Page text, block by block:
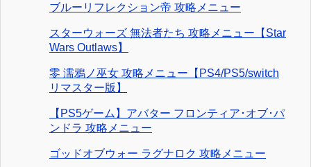
ブルーリフレクション帝 攻略メニュー
スターウォーズ 無法者たち 攻略メニュー【Star
Wars Outlaws】
零 濡鴉ノ巫女 攻略メニュー【PS4/PS5/switch
リマスター版】
【PS5ゲーム】アバター フロンティア･オブ･パ
ンドラ 攻略メニュー
ゴッドオブウォー ラグナロク 攻略メニュー